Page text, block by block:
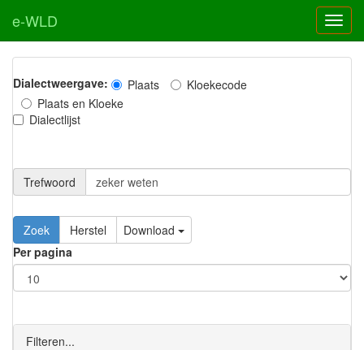
e-WLD
Dialectweergave: Plaats
Kloekecode
Plaats en Kloeke
Dialectlijst
Trefwoord
Download
Per pagina
Filteren...